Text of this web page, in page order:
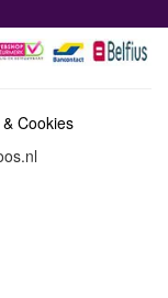
Cookies